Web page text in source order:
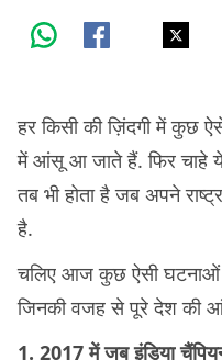
हर किसी की ज़िंदगी में
में आंसू आ जाते हैं. फिर चाहे
तब भी होता है जब अपने
है.
चलिए आज कुछ ऐसी घटनाओं
जिनकी वजह से पूरे देश की
1. 2017 में जब इंडिया